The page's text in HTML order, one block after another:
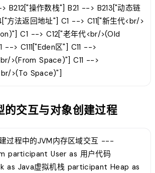
B212["操作数栈"] B21 --> B213["动态链
方法返回地址"] C1 --> C11["新生代<br/>
C1 --> C12["老年代<br/>(Old
--> C111["Eden区"] C11 -->
>(From Space)"] C11 -->
>(To Space)"]
交互与对象创建过程
程中的JVM内存区域交互 ---
participant User as 用户代码
as Java虚拟机栈 participant Heap as